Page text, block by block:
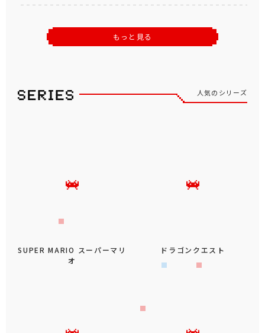
もっと見る
人気のシリーズ
SUPER MARIO スーパーマリ
オ
ドラゴンクエスト